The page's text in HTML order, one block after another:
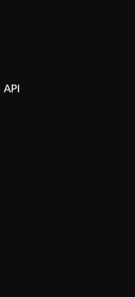
API